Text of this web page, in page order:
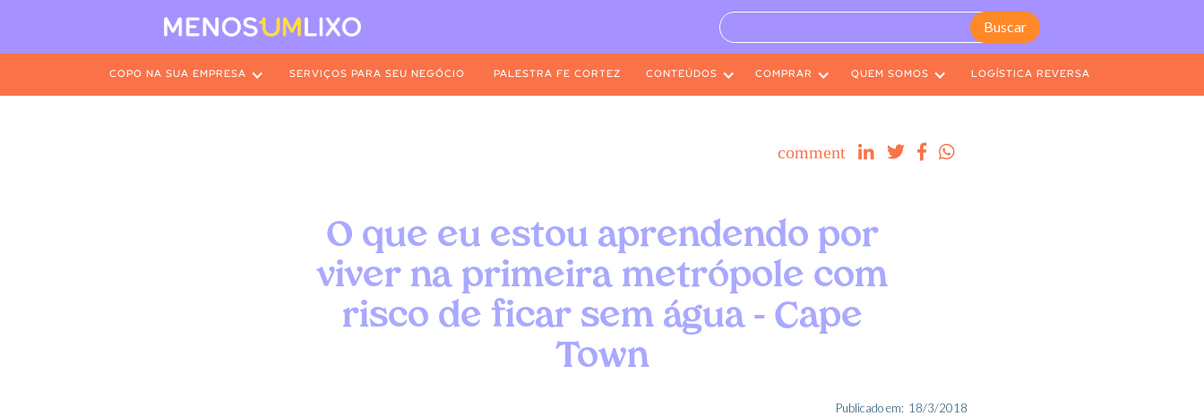
COPO NA SUA EMPRESA SERVIÇOS PARA SEU NEGÓCIO PALESTRA FE CORTEZ CONTEÚDOS COMPRAR QUEM SOMOS LOGÍSTICA REVERSA
comment    
O que eu estou aprendendo por
viver na primeira metrópole com
risco de ficar sem água - Cape
Town
Publicado em: 18/3/2018